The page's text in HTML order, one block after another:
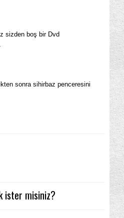
sizden boş bir Dvd
sonra sihirbaz penceresini
ister misiniz?